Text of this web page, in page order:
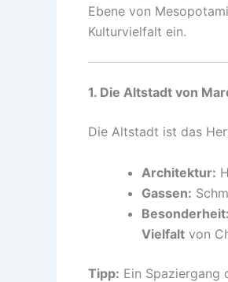
Ebene von
Kulturvielfalt ein.
1. Die Altstadt von
Die Altstadt ist das
Architektur:
Gassen:
Besonderheit:
Vielfalt von
Tipp: Ein Spaziergang